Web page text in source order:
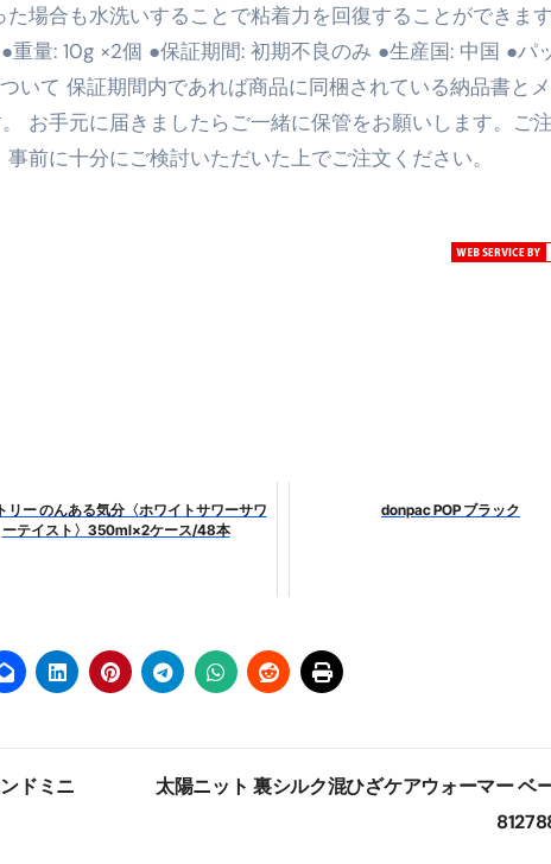
にする時代へ Pebblebee × iMazing で完成する「究極のスマ
賢いスマホ代。 BB.exciteモバイル「Fitプラン」完全ガイド
せる」に変わる30日間 ― 科学的メソッドで英語脳を作る完全
ア最安1万円台＆ハワイ朝食付き割引まで網羅 ― “失敗せずに選
ド：国内航空券＋ホテルが“セット割”で最安級！ スカイマ
今注目のドメインをご紹介
何をするサイトか”が一目で伝
るの？①【30秒でわかる効果まとめ】#梅干し #ダイエット
どうなるの？②【30秒でわかる効果まとめ】#ダイエット #
続けたらどうなるのか？ #ダイエット #プロテイン #痩せる
ド｜“着る布団”で肩・首・足元の冷えを根こそぎ防ぐ！素材
完全攻略”｜シンサレート・羽毛・人工羽毛・調温・吸湿発熱…
リ超新春セール＆セット割完全攻略ガイド｜海外・国内旅行
」 飲むミスト（IN MIST）とは何か──「飲む」という行為を
未来を彩る方法――「ただのイベント」を一生の思い出に変える
場合も水洗いすることで粘着力を回復することができます
量: 10g ×2個 ●保証期間: 初期不良のみ ●生産国: 中国 ●パ
いて 保証期間内であれば商品に同梱されている納品書と
お手元に届きましたらご一緒に保管をお願いします。ご
前に十分にご検討いただいた上でご注文ください。
リー のんある気分〈ホワイトサワーサワ
ーテイスト〉350ml×2ケース/48本
donpac POP ブラック
ドミニ
太陽ニット 裏シルク混ひざケアウォーマー ベ